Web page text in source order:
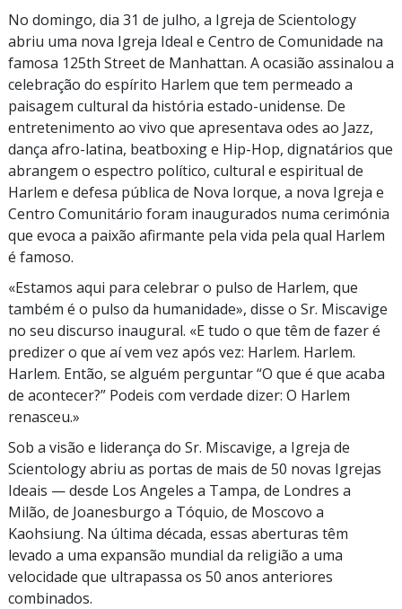
No domingo, dia 31 de julho, a Igreja de Scientology
abriu uma nova Igreja Ideal e Centro de Comunidade na
famosa 125th Streetde Manhattan. A ocasião assinalou a
celebração do espírito Harlem que tem permeado a
paisagem cultural da história estado-unidense. De
entretenimento ao vivo que apresentava odes ao Jazz,
dança afro-latina, beatboxing e Hip-Hop, dignatários que
abrangem o espectro político, cultural e espiritual de
Harlem e defesa pública de Nova Iorque, a nova Igreja e
Centro Comunitário foram inaugurados numa cerimónia
que evoca a paixão afirmante pela vida pela qual Harlem
é famoso.
«Estamos aqui para celebrar o pulso de Harlem, que
também é o pulso da humanidade», disse o Sr. Miscavige
no seu discurso inaugural. «E tudo o que têm de fazer é
predizer o que aí vem vez após vez: Harlem. Harlem.
Harlem. Então, se alguém perguntar “O que é que acaba
de acontecer?” Podeis com verdade dizer: O Harlem
renasceu.»
Sob a visão e liderança do Sr. Miscavige, a Igreja de
Scientology abriu as portas de mais de 50 novas Igrejas
Ideais — desde Los Angeles a Tampa, de Londres a
Milão, de Joanesburgo a Tóquio, de Moscovo a
Kaohsiung. Na última década, essas aberturas têm
levado a uma expansão mundial da religião a uma
velocidade que ultrapassa os 50 anos anteriores
combinados.